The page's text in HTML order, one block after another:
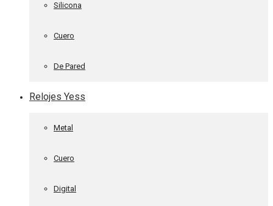
Silicona
Cuero
De Pared
Relojes Yess
Metal
Cuero
Digital